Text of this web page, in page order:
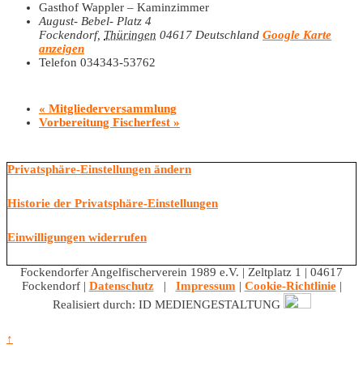
Gasthof Wappler – Kaminzimmer
August- Bebel- Platz 4
Fockendorf, Thüringen 04617 Deutschland Google Karte
anzeigen
Telefon 034343-53762
« Mitgliederversammlung
Vorbereitung Fischerfest »
Privatsphäre-Einstellungen ändern
Historie der Privatsphäre-Einstellungen
Einwilligungen widerrufen
Fockendorfer Angelfischerverein 1989 e.V. | Zeltplatz 1 | 04617
Fockendorf | Datenschutz| Impressum | Cookie-Richtlinie|
Realisiert durch: ID MEDIENGESTALTUNG
↑